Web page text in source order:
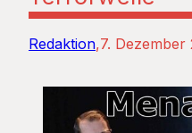
Redaktion 7. Dezember